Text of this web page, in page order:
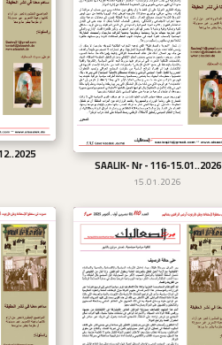
تحميل
SAALIK- Nr - 116-15.01..2026
15.01.2026